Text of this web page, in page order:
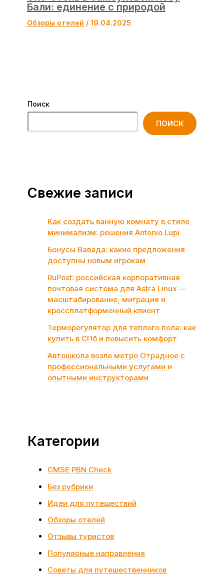
Бали: единение с природой
Обзоры отелей / 19.04.2025
Поиск
ПОИСК
Свежие записи
Как создать ванную комнату в стиле
минимализм: решения Antonio Lupi
Бонусы Вавада: какие предложения
доступны новым игрокам
RuPost: российская корпоративная
почтовая система для Astra Linux —
масштабирование, миграция и
кроссплатформенный клиент
Терморегулятор для теплого пола: как
купить в СПб и повысить комфорт
Автошкола возле метро Отрадное с
профессиональными услугами и
опытными инструкторами
Категории
CMSE PBN Check
Без рубрики
Идеи для путешествий
Обзоры отелей
Отзывы туристов
Популярные направления
Советы для путешественников